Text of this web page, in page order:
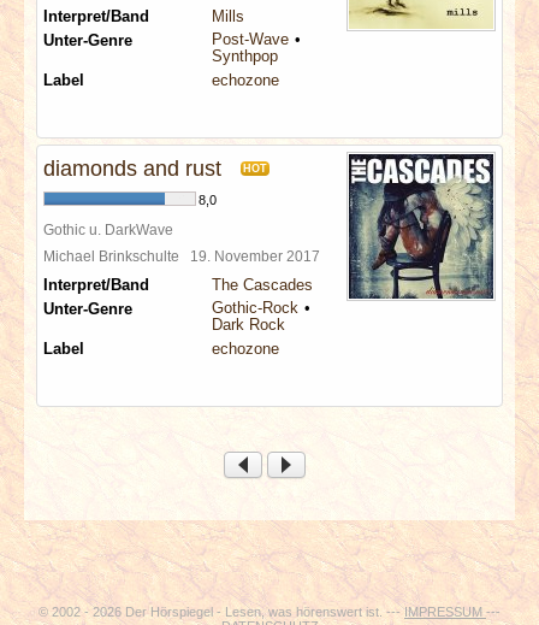
Interpret/Band
Mills
Unter-Genre
Post-Wave
Synthpop
Label
echozone
diamonds and rust HOT
8,0
Gothic u. DarkWave
Michael Brinkschulte 19. November 2017
Interpret/Band
The Cascades
Unter-Genre
Gothic-Rock
Dark Rock
Label
echozone
© 2002 - 2026 Der Hörspiegel - Lesen, was hörenswert ist. ---IMPRESSUM ---